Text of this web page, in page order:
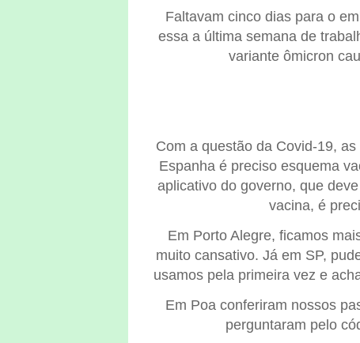
Faltavam cinco dias para o
essa a última semana de
variante ômicron
Com a questão da Covid-19,
Espanha é preciso esquema
aplicativo do governo, que
vacina, é
Em Porto Alegre, ficamos
muito cansativo. Já em SP,
usamos pela primeira vez e
Em Poa conferiram nossos
perguntaram pelo